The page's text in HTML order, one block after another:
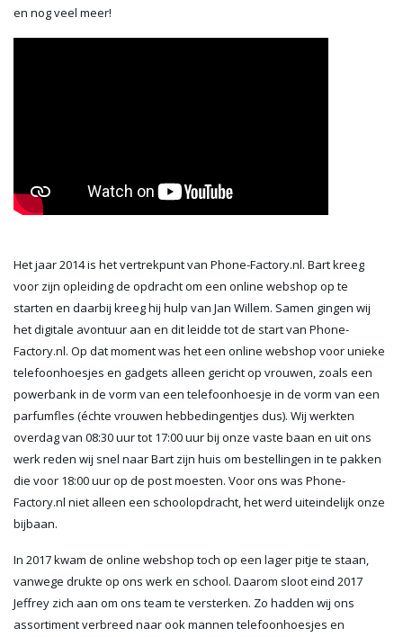
en nog veel meer!
Het jaar 2014 is het vertrekpunt van Phone-Factory.nl. Bart kreeg
voor zijn opleiding de opdracht om een online webshop op te
starten en daarbij kreeg hij hulp van Jan Willem. Samen gingen wij
het digitale avontuur aan en dit leidde tot de start van Phone-
Factory.nl. Op dat moment was het een online webshop voor unieke
telefoonhoesjes en gadgets alleen gericht op vrouwen, zoals een
powerbank in de vorm van een telefoonhoesje in de vorm van een
parfumfles (échte vrouwen hebbedingentjes dus). Wij werkten
overdag van 08:30 uur tot 17:00 uur bij onze vaste baan en uit ons
werk reden wij snel naar Bart zijn huis om bestellingen in te pakken
die voor 18:00 uur op de post moesten. Voor ons was Phone-
Factory.nl niet alleen een schoolopdracht, het werd uiteindelijk onze
bijbaan.
In 2017 kwam de online webshop toch op een lager pitje te staan,
vanwege drukte op ons werk en school. Daarom sloot eind 2017
Jeffrey zich aan om ons team te versterken. Zo hadden wij ons
assortiment verbreed naar ook mannen telefoonhoesjes en